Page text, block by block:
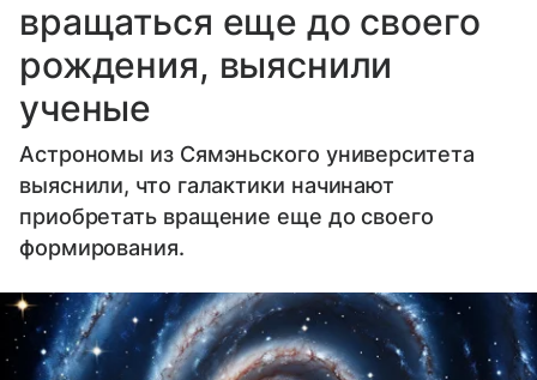
вращаться еще до своего
рождения, выяснили
ученые
Астрономы из Сямэньского университета
выяснили, что галактики начинают
приобретать вращение еще до своего
формирования.